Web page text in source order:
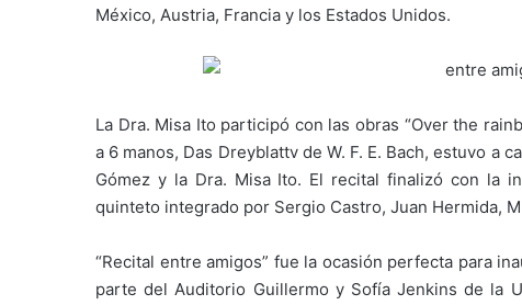
México, Austria, Francia y los Estados Unidos.
La Dra. Misa Ito participó con las obras “Over the
a 6 manos, Das Dreyblattv de W. F. E. Bach, estuvo a
Gómez y la Dra. Misa Ito. El recital finalizó con la
quinteto integrado por Sergio Castro, Juan Hermida,
“Recital entre amigos” fue la ocasión perfecta para
parte del Auditorio Guillermo y Sofía Jenkins de la